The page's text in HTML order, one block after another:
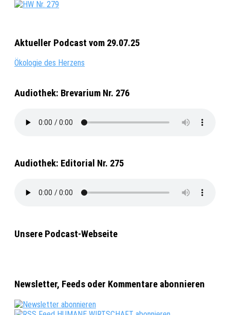
Aktueller Podcast vom 29.07.25
Ökologie des Herzens
Audiothek: Brevarium Nr. 276
Audiothek: Editorial Nr. 275
Unsere Podcast-Webseite
Newsletter, Feeds oder Kommentare abonnieren